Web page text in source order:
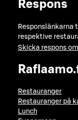
Respons
Responslänkarna
respektive
Skicka respons
Restauranger
Restauranger på
Lunch